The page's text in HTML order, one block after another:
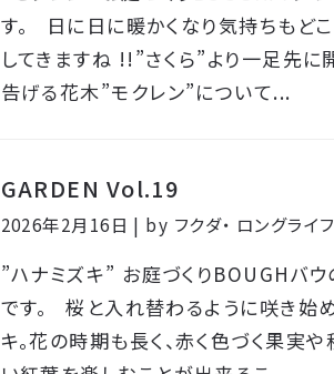
す。 日に日に暖かくなり気持ちもど
してきますね !!”さくら”より一足先に
告げる花木”モクレン”について...
GARDEN Vol.19
2026年2月16日 | by フクダ・ ロングライ
”ハナミズキ” お庭づくりBOUGHバ
です。 桜と入れ替わるように咲き始
キ。花の時期も長く、赤く色づく果実